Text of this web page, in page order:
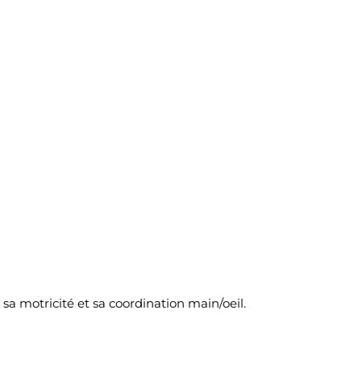
motricité et sa coordination main/oeil.